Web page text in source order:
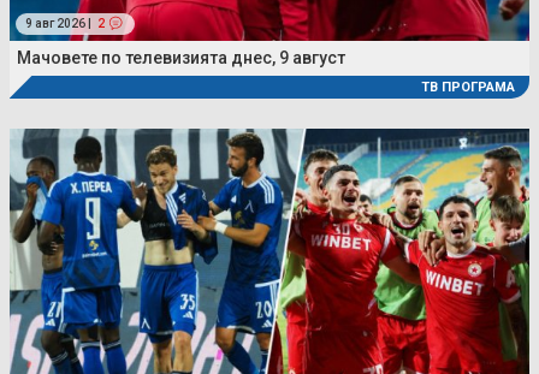
9 авг 2026 | 2
Мачовете по телевизията днес, 9 август
ТВ ПРОГРАМА